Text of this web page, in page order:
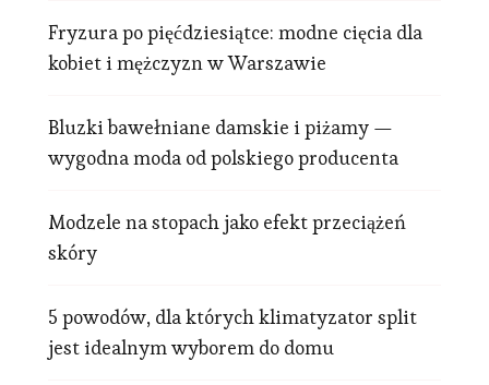
Fryzura po pięćdziesiątce: modne cięcia dla
kobiet i mężczyzn w Warszawie
Bluzki bawełniane damskie i piżamy —
wygodna moda od polskiego producenta
Modzele na stopach jako efekt przeciążeń
skóry
5 powodów, dla których klimatyzator split
jest idealnym wyborem do domu